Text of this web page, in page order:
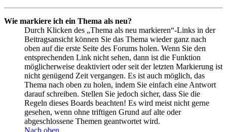
Wie markiere ich ein Thema als neu?
Durch Klicken des „Thema als neu markieren“-Links in der
Beitragsansicht können Sie das Thema wieder ganz nach
oben auf die erste Seite des Forums holen. Wenn Sie den
entsprechenden Link nicht sehen, dann ist die Funktion
möglicherweise deaktiviert oder seit der letzten Markierung ist
nicht genügend Zeit vergangen. Es ist auch möglich, das
Thema nach oben zu holen, indem Sie einfach eine Antwort
darauf schreiben. Stellen Sie jedoch sicher, dass Sie die
Regeln dieses Boards beachten! Es wird meist nicht gerne
gesehen, wenn ohne triftigen Grund auf alte oder
abgeschlossene Themen geantwortet wird.